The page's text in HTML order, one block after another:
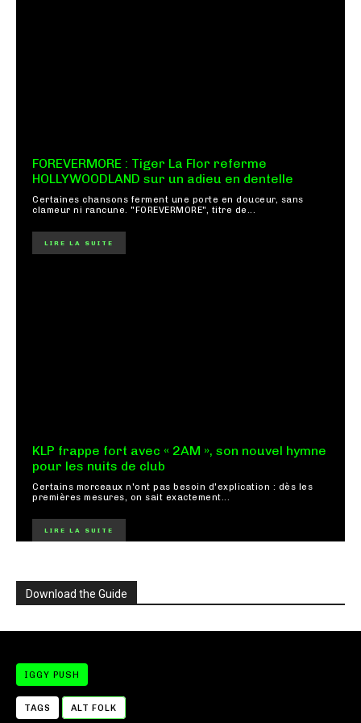
FOREVERMORE : Tiger La Flor referme
HOLLYWOODLAND sur un adieu en dentelle
Certaines chansons ferment une porte en douceur, sans
clameur ni rancune. "FOREVERMORE", titre de...
LIRE LA SUITE
KLP frappe fort avec « 2AM », son nouvel hymne
pour les nuits de club
Certains morceaux n'ont pas besoin d'explication : dès les
premières mesures, on sait exactement...
LIRE LA SUITE
Download the Guide
IGGY PUSH
TAGS ALT FOLK